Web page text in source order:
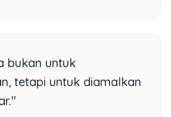
bukan untuk
tetapi untuk diamalkan